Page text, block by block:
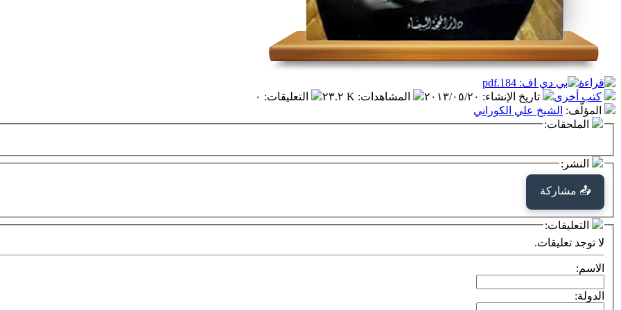
كتب أخرى تاريخ الإنشاء: ٢٠١٣/٠٥/٢٠ المشاهدات: ٢٣.٢ K التعليقات: ٠
المؤلّف: الشيخ علي الكوراني
الملحقات:
النشر:
📤 مشاركة
التعليقات:
لا توجد تعليقات.
الاسم:
الدولة: